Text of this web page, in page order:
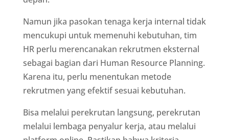
Namun jika pasokan tenaga kerja internal tidak
mencukupi untuk memenuhi kebutuhan, tim
HR perlu merencanakan rekrutmen eksternal
sebagai bagian dari Human Resource Planning.
Karena itu, perlu menentukan metode
rekrutmen yang efektif sesuai kebutuhan.
Bisa melalui perekrutan langsung, perekrutan
melalui lembaga penyalur kerja, atau melalui